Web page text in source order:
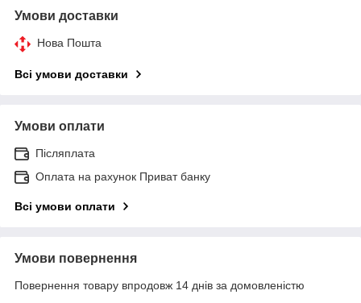
Умови доставки
Нова Пошта
Всі умови доставки
Умови оплати
Післяплата
Оплата на рахунок Приват банку
Всі умови оплати
Умови повернення
Повернення товару впродовж 14 днів за домовленістю